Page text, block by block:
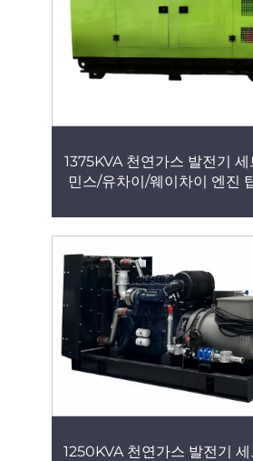
1375KVA 천연가스 발전기 세
민스/유차이/웨이차이 엔진
제조업체, 산업용 고성능 전
기 전원 공급 장치
1250KVA 천연가스 발전기 세